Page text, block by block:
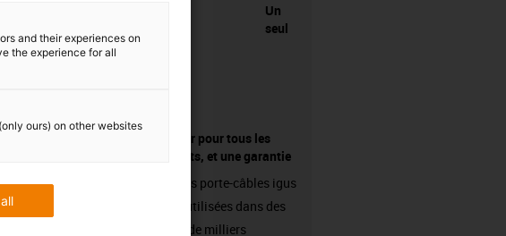
Un
seul
fournisseur pour tous les
composants, et une garantie
Les chaînes porte-câbles igus
sont déjà utilisées dans des
centaines de milliers
and their experiences on
the experience for all
ours) on other websites